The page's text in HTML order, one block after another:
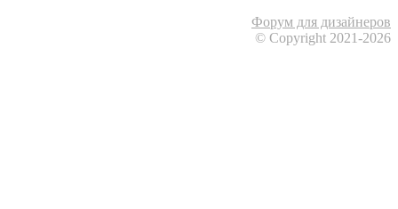
Форум для дизайнеров
© Copyright 2021-2026